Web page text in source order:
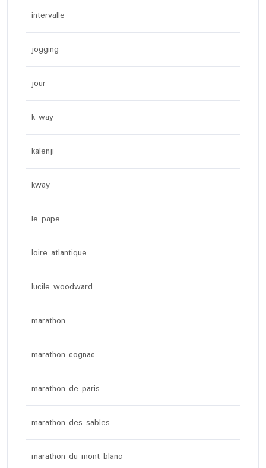
intervalle
jogging
jour
k way
kalenji
kway
le pape
loire atlantique
lucile woodward
marathon
marathon cognac
marathon de paris
marathon des sables
marathon du mont blanc